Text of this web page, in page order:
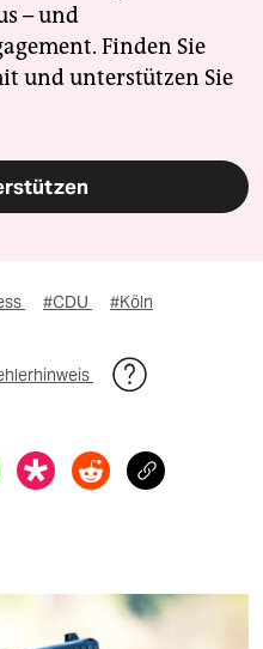
– und
Finden Sie
und unterstützen Sie
#CDU #Köln